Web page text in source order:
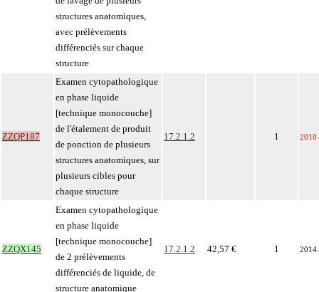
structures anatomiques,
avec prélèvements
différenciés sur chaque
structure
ZZQP187
Examen cytopathologique
en phase liquide
[technique monocouche]
de l'étalement de produit
de ponction de plusieurs
structures anatomiques, sur
plusieurs cibles pour
chaque structure
17.2.1.2 1 2010
ZZQX145
Examen cytopathologique
en phase liquide
[technique monocouche]
de 2 prélèvements
différenciés de liquide, de
structure anatomique
17.2.1.2 42,57 € 1 2014